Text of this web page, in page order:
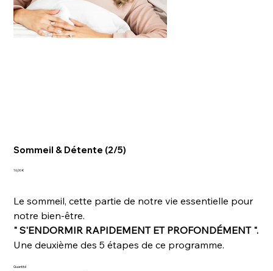
Sommeil & Détente (2/5)
Prix
16,00 €
Le sommeil, cette partie de notre vie essentielle pour
notre bien-être.
" S'ENDORMIR RAPIDEMENT ET PROFONDÉMENT ".
Une deuxième des 5 étapes de ce programme.
Quantité